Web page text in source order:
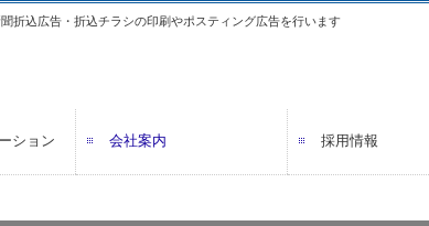
折込広告・折込チラシの印刷やポスティング広告を行います
ション 会社案内 採用情報